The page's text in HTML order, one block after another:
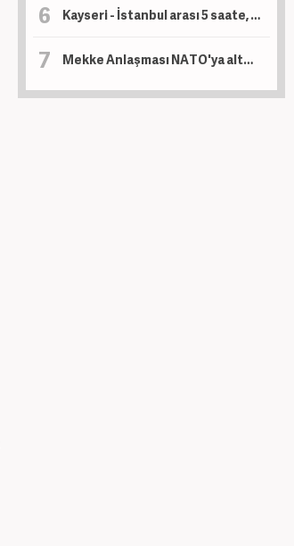
Kayseri - İstanbul arası 5 saate, Kayseri - Ankara arası da 1 saat 45 dakikaya düşecek!
Mekke Anlaşması NATO'ya alternatif bir yapı değil!